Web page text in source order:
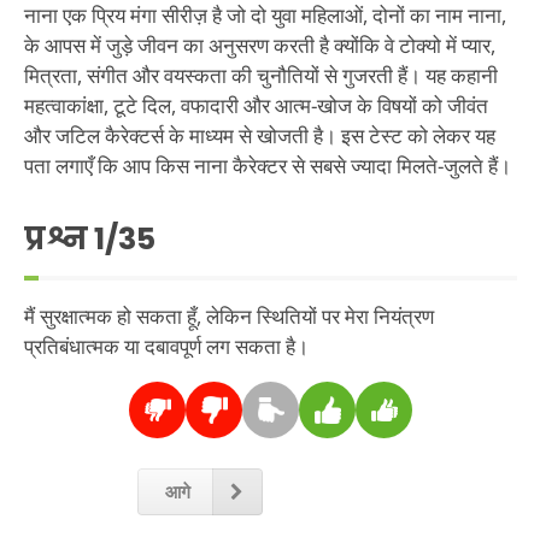
नाना एक प्रिय मंगा सीरीज़ है जो दो युवा महिलाओं, दोनों का नाम नाना,
के आपस में जुड़े जीवन का अनुसरण करती है क्योंकि वे टोक्यो में प्यार,
मित्रता, संगीत और वयस्कता की चुनौतियों से गुजरती हैं। यह कहानी
महत्वाकांक्षा, टूटे दिल, वफादारी और आत्म-खोज के विषयों को जीवंत
और जटिल कैरेक्टर्स के माध्यम से खोजती है। इस टेस्ट को लेकर यह
पता लगाएँ कि आप किस नाना कैरेक्टर से सबसे ज्यादा मिलते-जुलते हैं।
प्रश्न1/35
मैं सुरक्षात्मक हो सकता हूँ, लेकिन स्थितियों पर मेरा नियंत्रण
प्रतिबंधात्मक या दबावपूर्ण लग सकता है।
आगे